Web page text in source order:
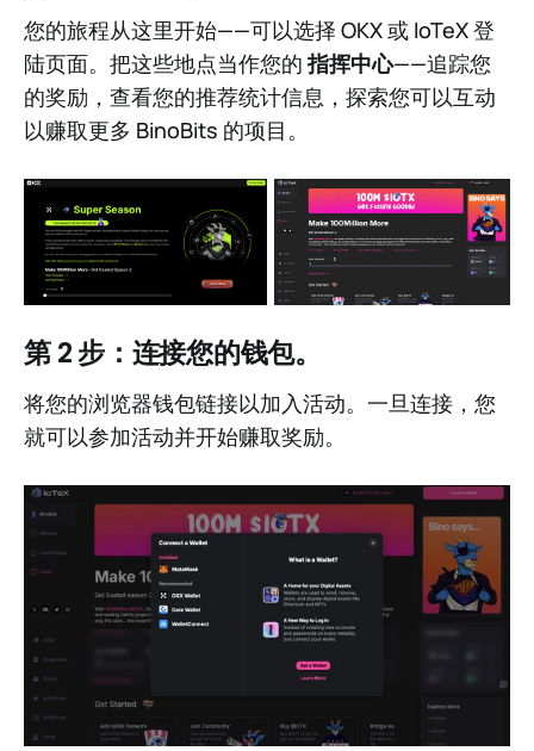
您的旅程从这里开始——可以选择 OKX 或 IoTeX 登
陆页面。把这些地点当作您的指挥中心——追踪您
的奖励，查看您的推荐统计信息，探索您可以互动
以赚取更多 BinoBits 的项目。
第 2 步：连接您的钱包。
将您的浏览器钱包链接以加入活动。一旦连接，您
就可以参加活动并开始赚取奖励。